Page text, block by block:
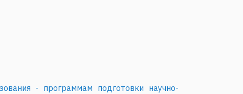
- программам подготовки научно-